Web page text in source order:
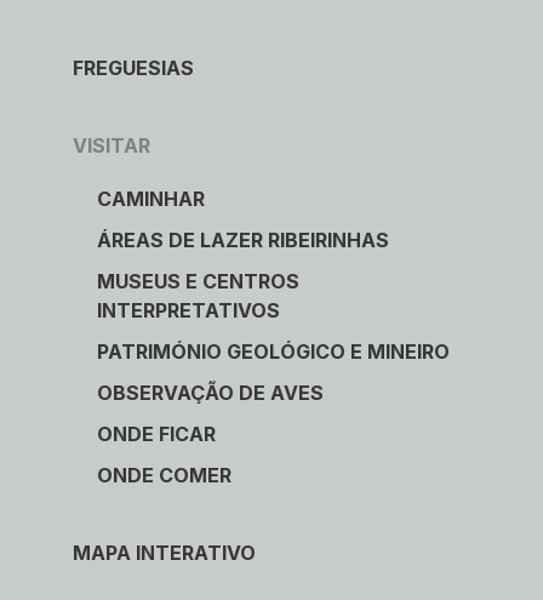
FREGUESIAS
VISITAR
CAMINHAR
ÁREAS DE LAZER RIBEIRINHAS
MUSEUS E CENTROS
INTERPRETATIVOS
PATRIMÓNIO GEOLÓGICO E MINEIRO
OBSERVAÇÃO DE AVES
ONDE FICAR
ONDE COMER
MAPA INTERATIVO